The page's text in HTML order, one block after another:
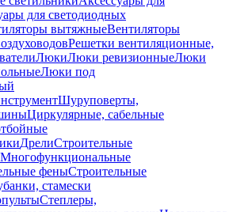
для светодиодных
вытяжныеВентиляторы
Решетки вентиляционные,
ЛюкиЛюки ревизионныеЛюки
Люки под
Шуруповерты,
Циркулярные, сабельные
ДрелиСтроительные
Многофункциональные
феныСтроительные
стамески
Степлеры,